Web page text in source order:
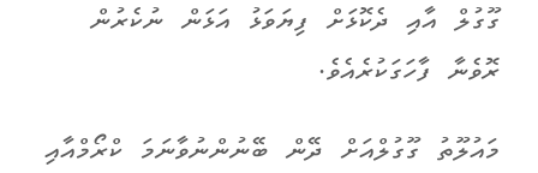
ގޫގުލް އާއި ދެކޮޅަށް ފިޔަވަޅު އަޅަން ނުކެރުން
ރޮވެނާ ފާހަގަކުރެއެވެ.
މައުލޫތު ގޫގުލްއަށް ދޭން ބޭނުންނުވާނަމަ ކްރޯމްއާއި